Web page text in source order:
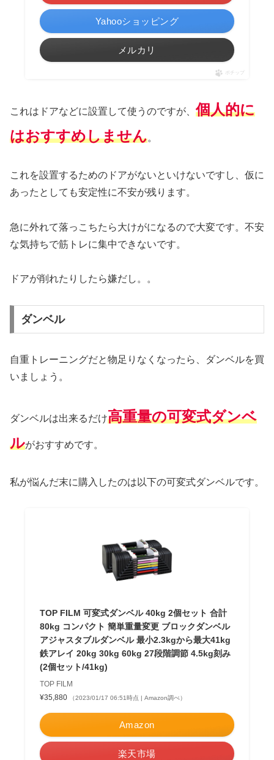
Yahooショッピング
メルカリ
ポチップ
これはドアなどに設置して使うのですが、個人的に
はおすすめしません。
これを設置するためのドアがないといけないですし、仮に
あったとしても安定性に不安が残ります。
急に外れて落っこちたら大けがになるので大変です。不安
な気持ちで筋トレに集中できないです。
ドアが削れたりしたら嫌だし。。
ダンベル
自重トレーニングだと物足りなくなったら、ダンベルを買
いましょう。
ダンベルは出来るだけ高重量の可変式ダンベ
ルがおすすめです。
私が悩んだ末に購入したのは以下の可変式ダンベルです。
TOP FILM 可変式ダンベル 40kg 2個セット 合計
80kg コンパクト 簡単重量変更 ブロックダンベル
アジャスタブルダンベル 最小2.3kgから最大41kg
鉄アレイ 20kg 30kg 60kg 27段階調節 4.5kg刻み
(2個セット/41kg)
TOP FILM
¥35,880
（2023/01/17 06:51時点 | Amazon調べ）
Amazon
楽天市場